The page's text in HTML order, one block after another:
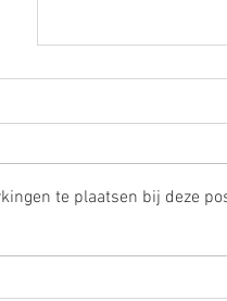
Natuurlijke
te plaatsen bij deze